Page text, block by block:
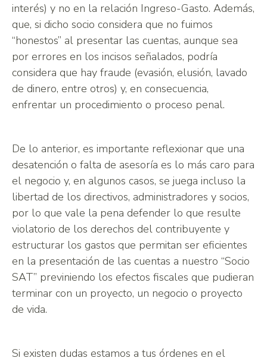
interés) y no en la relación Ingreso-Gasto. Además,
que, si dicho socio considera que no fuimos
“honestos” al presentar las cuentas, aunque sea
por errores en los incisos señalados, podría
considera que hay fraude (evasión, elusión, lavado
de dinero, entre otros) y, en consecuencia,
enfrentar un procedimiento o proceso penal.
De lo anterior, es importante reflexionar que una
desatención o falta de asesoría es lo más caro para
el negocio y, en algunos casos, se juega incluso la
libertad de los directivos, administradores y socios,
por lo que vale la pena defender lo que resulte
violatorio de los derechos del contribuyente y
estructurar los gastos que permitan ser eficientes
en la presentación de las cuentas a nuestro “Socio
SAT” previniendo los efectos fiscales que pudieran
terminar con un proyecto, un negocio o proyecto
de vida.
Si existen dudas estamos a tus órdenes en el